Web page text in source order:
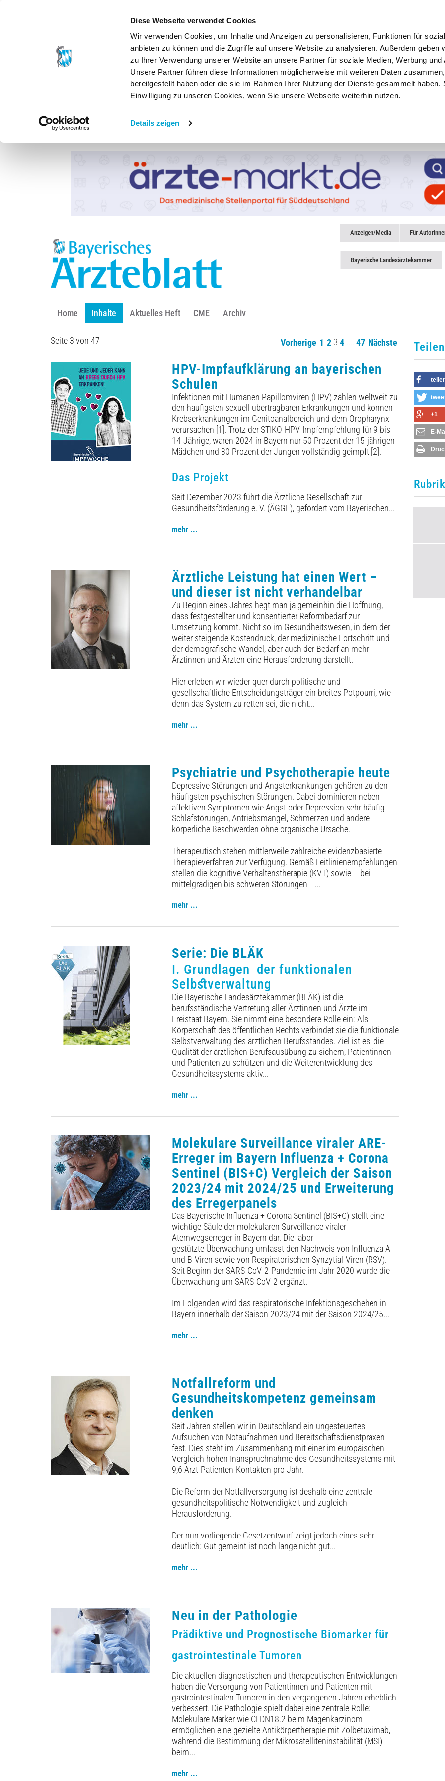
Diese Webseite verwendet Cookies
Wir verwenden Cookies, um Inhalte und Anzeigen zu personalisieren, Funktionen für
anbieten zu können und die Zugriffe auf unsere Website zu analysieren. Außerdem geben
zu Ihrer Verwendung unserer Website an unsere Partner für soziale Medien, Werbung und
Unsere Partner führen diese Informationen möglicherweise mit weiteren Daten
bereitgestellt haben oder die sie im Rahmen Ihrer Nutzung der Dienste gesammelt haben.
Einwilligung zu unseren Cookies, wenn Sie unsere Webseite weiterhin nutzen.
Details zeigen
Anzeigen/Media Für
Bayerische Landesärztekammer
Home Inhalte Aktuelles Heft CME Archiv
Seite 3 von 47 Vorherige 1 2 3 4 47 Nächste
HPV-Impfaufklärung an bayerischen
Schulen
Infektionen mit Humanen Papillomviren (HPV) zählen weltweit zu
den häufigsten sexuell übertragbaren Erkrankungen und können
Krebserkrankungen im Genitoanalbereich und dem Oropharynx
verursachen [1]. Trotz der STIKO-HPV-Impfempfehlung für 9 bis
14-Jährige, waren 2024 in Bayern nur 50 Prozent der 15-jährigen
Mädchen und 30 Prozent der Jungen vollständig geimpft [2].
Das Projekt
Seit Dezember 2023 führt die Ärztliche Gesellschaft zur
Gesundheitsförderung e. V. (ÄGGF), gefördert vom Bayerischen...
mehr ...
Ärztliche Leistung hat einen Wert –
und dieser ist nicht verhandelbar
Zu Beginn eines Jahres hegt man ja gemeinhin die Hoffnung,
dass festgestellter und konsentierter Reformbedarf zur
Umsetzung kommt. Nicht so im Gesundheitswesen, in dem der
weiter steigende Kostendruck, der medizinische Fortschritt und
der demografische Wandel, aber auch der Bedarf an mehr
Ärztinnen und Ärzten eine Herausforderung darstellt.
Hier erleben wir wieder quer durch politische und
gesellschaftliche Entscheidungsträger ein breites Potpourri, wie
denn das System zu retten sei, die nicht...
mehr ...
Psychiatrie und Psychotherapie heute
Depressive Störungen und Angsterkrankungen gehören zu den
häufigsten psychischen Störungen. Dabei dominieren neben
affektiven Symptomen wie Angst oder Depression sehr häufig
Schlafstörungen, Antriebsmangel, Schmerzen und andere
körperliche ­Beschwerden ohne organische Ursache.
Therapeutisch stehen mittlerweile zahlreiche evidenzbasierte
Therapieverfahren zur Verfügung. Gemäß Leitlinienempfehlungen
stellen die kognitive Verhaltenstherapie (KVT) sowie – bei
mittelgradigen bis schweren Störungen –...
mehr ...
Serie: Die BLÄK
I. Grundlagen der funktionalen
Selbstverwaltung
Die Bayerische Landesärztekammer (BLÄK) ist die
berufsständische Vertretung aller Ärztinnen und Ärzte im
Freistaat Bayern. Sie nimmt eine besondere Rolle ein: Als
Körperschaft des öffentlichen Rechts verbindet sie die funktionale
Selbstverwaltung des ärztlichen Berufs­standes. Ziel ist es, die
Qualität der ärztlichen Berufsausübung zu sichern, Patientinnen
und Patienten zu schützen und die Weiterentwicklung des
Gesundheitssystems aktiv...
mehr ...
Molekulare Surveillance viraler ARE-
Erreger im Bayern Influenza + Corona
Sentinel (BIS+C) Vergleich der Saison
2023/24 mit 2024/25 und Erweiterung
des Erregerpanels
Das Bayerische Influenza + Corona Sentinel (BIS+C) stellt eine
wichtige Säule der molekularen Surveillance viraler
Atemwegserreger in Bayern dar. Die labor-
gestützte Überwachung umfasst den Nachweis von Influenza A-
und B-Viren sowie von Respiratorischen Synzytial-Viren (RSV).
Seit Beginn der SARS-CoV-2-Pandemie im Jahr 2020 wurde die
Überwachung um SARS-CoV-2 ergänzt.
Im Folgenden wird das respiratorische Infektionsgeschehen in
Bayern innerhalb der Saison 2023/24 mit der Saison 2024/25...
mehr ...
Notfallreform und
Gesundheitskompetenz gemeinsam
denken
Seit Jahren stellen wir in Deutschland ein ungesteuertes
Aufsuchen von Notaufnahmen und Bereitschaftsdienstpraxen
fest. Dies steht im Zusammenhang mit einer im europäischen
Vergleich hohen Inanspruchnahme des Gesundheitssystems mit
9,6 Arzt-Patienten-Kontakten pro Jahr.
Die Reform der Notfallversorgung ist deshalb eine zentrale ­
gesundheitspolitische Notwendigkeit und zugleich
Herausforderung.
Der nun vorliegende Gesetzentwurf zeigt jedoch eines sehr
deutlich: Gut gemeint ist noch lange nicht gut...
mehr ...
Neu in der Pathologie
Prädiktive und Prognostische Biomarker für
gastrointestinale Tumoren
Die aktuellen diagnostischen und therapeutischen Entwicklungen
haben die Versorgung von Patientinnen und Patienten mit
gastrointestinalen Tumoren in den vergangenen Jahren erheblich
verbessert. Die Pathologie spielt dabei eine zentrale Rolle:
Molekulare Marker wie CLDN18.2 beim Magenkarzinom
ermöglichen eine gezielte Antikörpertherapie mit Zolbetuximab,
während die Bestimmung der Mikrosatelliteninstabilität (MSI)
beim...
mehr ...
+1
E-